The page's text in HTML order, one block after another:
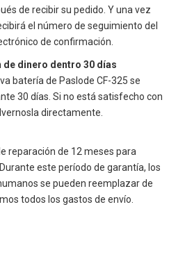
de recibir su pedido. Y una vez
el número de seguimiento del
de confirmación.
de dinero dentro 30 días
batería de Paslode CF-325 se
30 días. Si no está satisfecho con
directamente.
reparación de 12 meses para
este período de garantía, los
se pueden reemplazar de
todos los gastos de envío.